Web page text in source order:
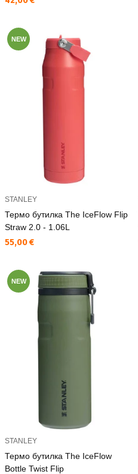
NEW
STANLEY
Термо бутилка The IceFlow Flip
Straw 2.0 - 1.06L
Текуща цена:
55,00 €
NEW
STANLEY
Термо бутилка The IceFlow
Bottle Twist Flip